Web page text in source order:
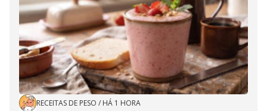
RECEITAS DE PESO / HÁ 1 HORA